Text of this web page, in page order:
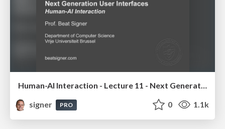
Human-AI Interaction - Lecture 11 - Next Generation User Interfaces (4018166FNR)
signer
PRO 0 1.1k